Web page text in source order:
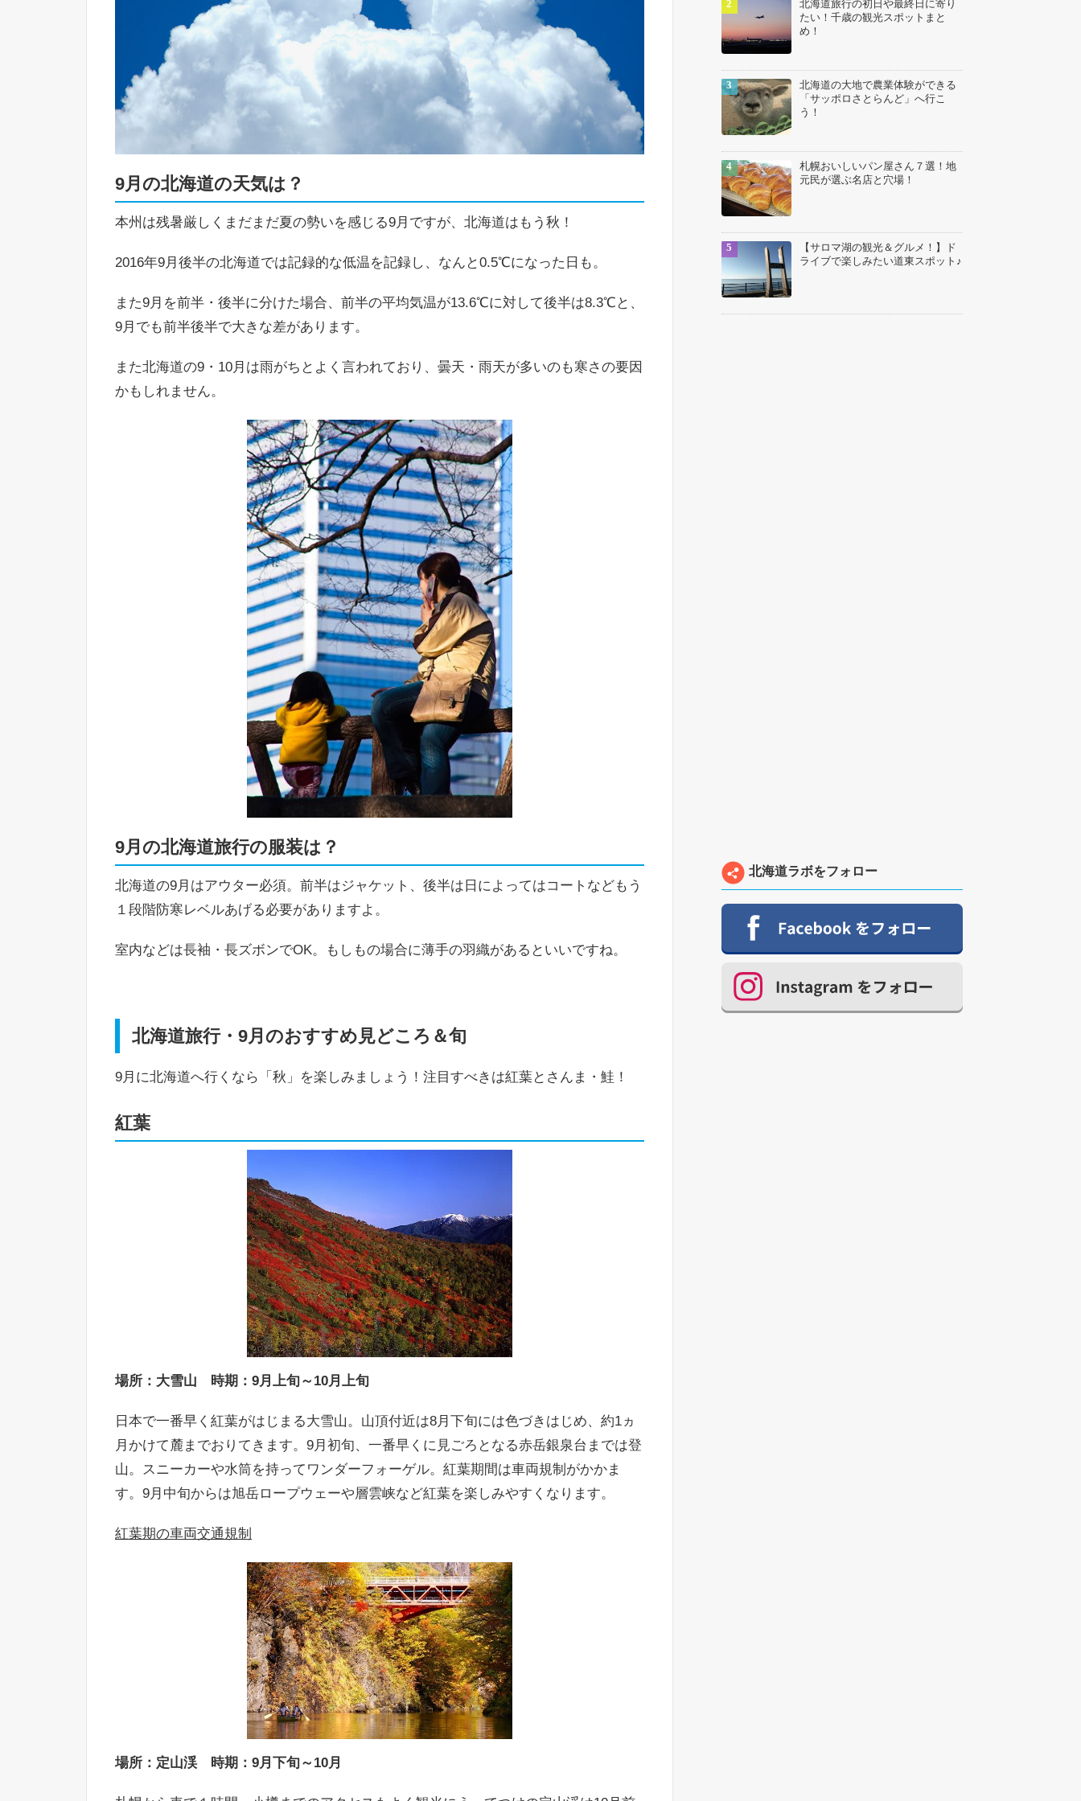
9月の北海道の天気は？
本州は残暑厳しくまだまだ夏の勢いを感じる9月ですが、北海道はもう秋！
2016年9月後半の北海道では記録的な低温を記録し、なんと0.5℃になった日も。
また9月を前半・後半に分けた場合、前半の平均気温が13.6℃に対して後半は8.3℃と、
9月でも前半後半で大きな差があります。
また北海道の9・10月は雨がちとよく言われており、曇天・雨天が多いのも寒さの要因
かもしれません。
9月の北海道旅行の服装は？
北海道の9月はアウター必須。前半はジャケット、後半は日によってはコートなどもう
１段階防寒レベルあげる必要がありますよ。
室内などは長袖・長ズボンでOK。もしもの場合に薄手の羽織があるといいですね。
北海道旅行・9月のおすすめ見どころ＆旬
9月に北海道へ行くなら「秋」を楽しみましょう！注目すべきは紅葉とさんま・鮭！
紅葉
場所：大雪山 時期：9月上旬～10月上旬
日本で一番早く紅葉がはじまる大雪山。山頂付近は8月下旬には色づきはじめ、約1ヵ
月かけて麓までおりてきます。9月初旬、一番早くに見ごろとなる赤岳銀泉台までは登
山。スニーカーや水筒を持ってワンダーフォーゲル。紅葉期間は車両規制がかかま
す。9月中旬からは旭岳ロープウェーや層雲峡など紅葉を楽しみやすくなります。
紅葉期の車両交通規制
場所：定山渓 時期：9月下旬～10月
北海道旅行の初日や最終日に寄り
たい！千歳の観光スポットまと
め！
北海道の大地で農業体験ができる
「サッポロさとらんど」へ行こ
う！
札幌おいしいパン屋さん７選！地
元民が選ぶ名店と穴場！
【サロマ湖の観光＆グルメ！】ド
ライブで楽しみたい道東スポット♪
北海道ラボをフォロー